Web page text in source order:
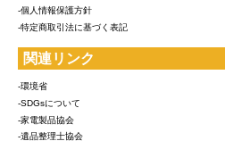
-個人情報保護方針
-特定商取引法に基づく表記
関連リンク
-環境省
-SDGsについて
-家電製品協会
-遺品整理士協会